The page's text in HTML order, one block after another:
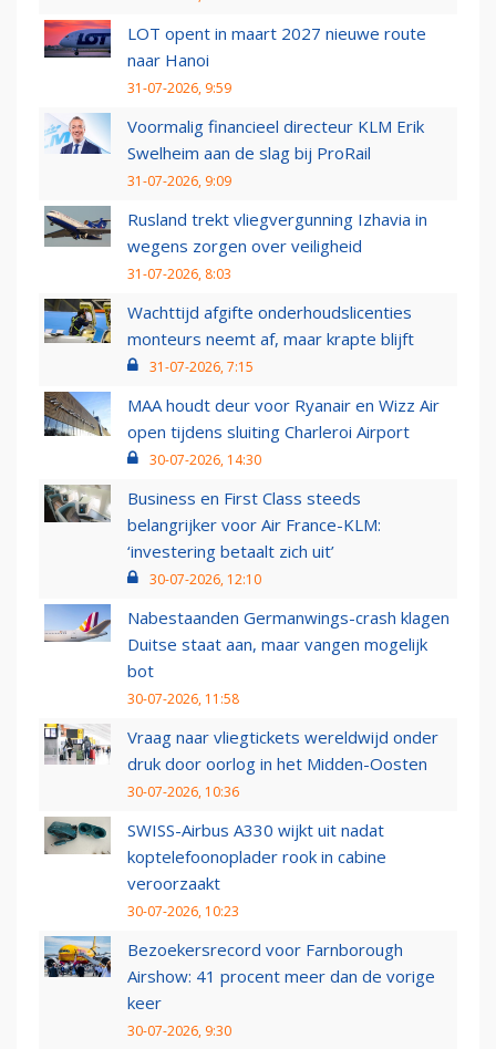
LOT opent in maart 2027 nieuwe route
naar Hanoi
31-07-2026, 9:59
Voormalig financieel directeur KLM Erik
Swelheim aan de slag bij ProRail
31-07-2026, 9:09
Rusland trekt vliegvergunning Izhavia in
wegens zorgen over veiligheid
31-07-2026, 8:03
Wachttijd afgifte onderhoudslicenties
monteurs neemt af, maar krapte blijft
31-07-2026, 7:15
MAA houdt deur voor Ryanair en Wizz Air
open tijdens sluiting Charleroi Airport
30-07-2026, 14:30
Business en First Class steeds
belangrijker voor Air France-KLM:
‘investering betaalt zich uit’
30-07-2026, 12:10
Nabestaanden Germanwings-crash klagen
Duitse staat aan, maar vangen mogelijk
bot
30-07-2026, 11:58
Vraag naar vliegtickets wereldwijd onder
druk door oorlog in het Midden-Oosten
30-07-2026, 10:36
SWISS-Airbus A330 wijkt uit nadat
koptelefoonoplader rook in cabine
veroorzaakt
30-07-2026, 10:23
Bezoekersrecord voor Farnborough
Airshow: 41 procent meer dan de vorige
keer
30-07-2026, 9:30